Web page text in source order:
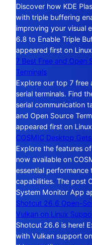
Discover how KDE
with triple buffering
improving your visual
6.8 to Enable Triple
appeared first on
7 Best Free and Open
Terminals
Explore our top 7 free
serial terminals. Find
serial communication
and Open Source
appeared first on
COSMIC Desktop
Explore the features
now available on
essential performance
capabilities. The post
System Monitor App
Shotcut 26.6 Open-
Vulkan on Linux
Shotcut 26.6 is here!
with Vulkan support